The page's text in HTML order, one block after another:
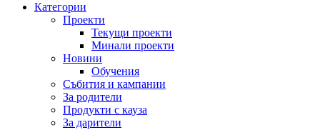
Категории
Проекти
Текущи проекти
Минали проекти
Новини
Обучения
Събития и кампании
За родители
Продукти с кауза
За дарители